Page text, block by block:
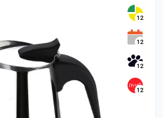
12
12
12
12